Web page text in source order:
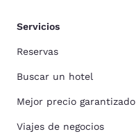
Servicios
Reservas
Buscar un hotel
Mejor precio garantizado
Viajes de negocios